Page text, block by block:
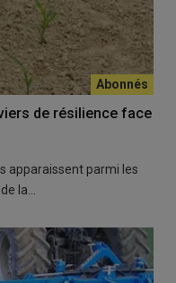
de résilience face
apparaissent parmi les
la…